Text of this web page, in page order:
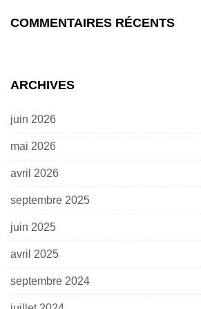
COMMENTAIRES RÉCENTS
ARCHIVES
juin 2026
mai 2026
avril 2026
septembre 2025
juin 2025
avril 2025
septembre 2024